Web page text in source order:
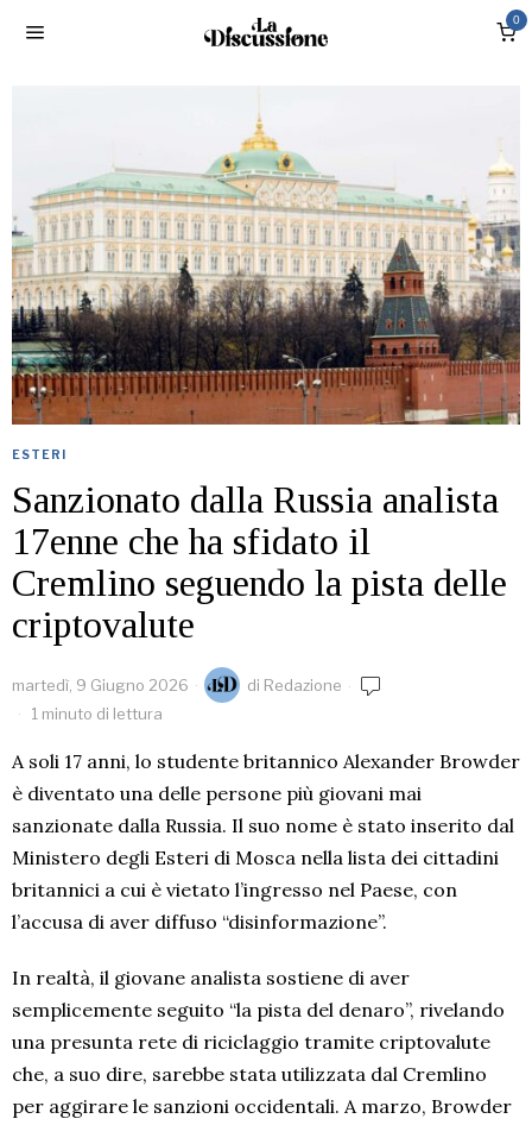
0
ESTERI
Sanzionato dalla Russia analista
17enne che ha sfidato il
Cremlino seguendo la pista delle
criptovalute
martedì, 9 Giugno 2026 di Redazione
1 minuto di lettura
A soli 17 anni, lo studente britannico Alexander Browder
è diventato una delle persone più giovani mai
sanzionate dalla Russia. Il suo nome è stato inserito dal
Ministero degli Esteri di Mosca nella lista dei cittadini
britannici a cui è vietato l’ingresso nel Paese, con
l’accusa di aver diffuso “disinformazione”.
In realtà, il giovane analista sostiene di aver
semplicemente seguito “la pista del denaro”, rivelando
una presunta rete di riciclaggio tramite criptovalute
che, a suo dire, sarebbe stata utilizzata dal Cremlino
per aggirare le sanzioni occidentali. A marzo, Browder